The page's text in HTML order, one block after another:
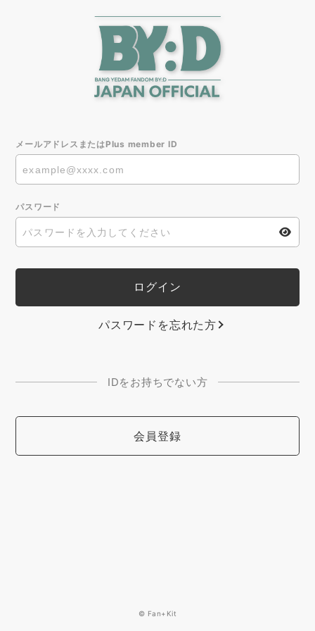
メールアドレスまたはPlus member ID
パスワード
パスワードを忘れた方
IDをお持ちでない方
会員登録
© Fan+Kit